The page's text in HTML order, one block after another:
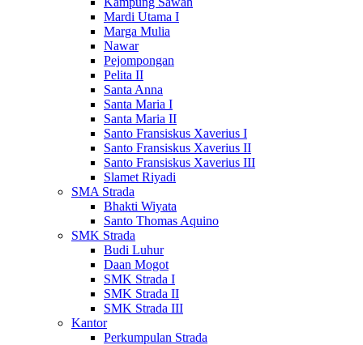
Mardi Utama I
Marga Mulia
Nawar
Pejompongan
Pelita II
Santa Anna
Santa Maria I
Santa Maria II
Santo Fransiskus Xaverius I
Santo Fransiskus Xaverius II
Santo Fransiskus Xaverius III
Slamet Riyadi
SMA Strada
Bhakti Wiyata
Santo Thomas Aquino
SMK Strada
Budi Luhur
Daan Mogot
SMK Strada I
SMK Strada II
SMK Strada III
Kantor
Perkumpulan Strada